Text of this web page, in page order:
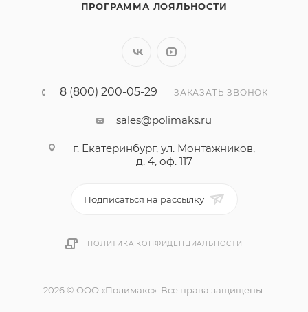
ПРОГРАММА ЛОЯЛЬНОСТИ
8 (800) 200-05-29 ЗАКАЗАТЬ ЗВОНОК
sales@polimaks.ru
г. Екатеринбург, ул. Монтажников,
д. 4, оф. 117
Подписаться на рассылку
ПОЛИТИКА КОНФИДЕНЦИАЛЬНОСТИ
2026 © ООО «Полимакс». Все права защищены.